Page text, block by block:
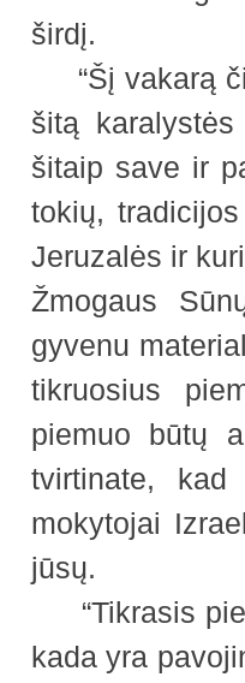
širdį.
“Šį vakarą
šitą
šitaip save ir
tokių,
Jeruzalės ir
Žmogaus
gyvenu
tikruosius
piemuo būtų
tvirtinate,
mokytojai
jūsų.
“Tikrasis
kada yra